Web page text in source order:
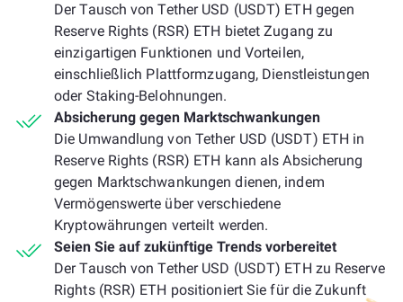
Der Tausch von Tether USD (USDT) ETH gegen
Reserve Rights (RSR) ETH bietet Zugang zu
einzigartigen Funktionen und Vorteilen,
einschließlich Plattformzugang, Dienstleistungen
oder Staking-Belohnungen.
Absicherung gegen Marktschwankungen
Die Umwandlung von Tether USD (USDT) ETH in
Reserve Rights (RSR) ETH kann als Absicherung
gegen Marktschwankungen dienen, indem
Vermögenswerte über verschiedene
Kryptowährungen verteilt werden.
Seien Sie auf zukünftige Trends vorbereitet
Der Tausch von Tether USD (USDT) ETH zu Reserve
Rights (RSR) ETH positioniert Sie für die Zukunft